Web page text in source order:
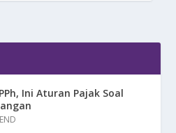
Ini Aturan Pajak Soal